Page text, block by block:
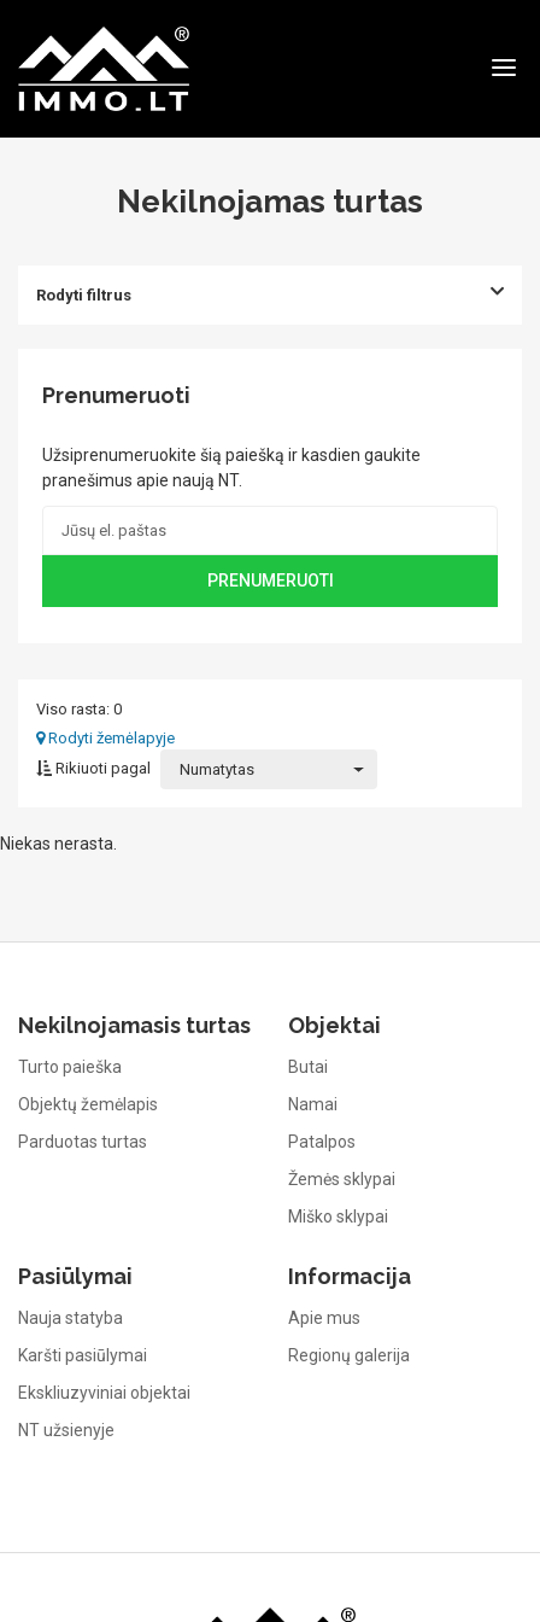
Immo
Nekilnojamas turtas
Rodyti filtrus
Prenumeruoti
Užsiprenumeruokite šią paiešką ir kasdien gaukite
pranešimus apie naują NT.
PRENUMERUOTI
Viso rasta: 0
Rodyti žemėlapyje
Rikiuoti pagal
Numatytas
Niekas nerasta.
Nekilnojamasis turtas
Turto paieška
Objektų žemėlapis
Parduotas turtas
Objektai
Butai
Namai
Patalpos
Žemės sklypai
Miško sklypai
Pasiūlymai
Nauja statyba
Karšti pasiūlymai
Ekskliuzyviniai objektai
NT užsienyje
Informacija
Apie mus
Regionų galerija